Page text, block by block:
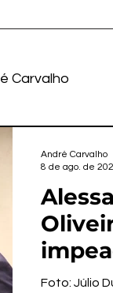
Carvalho
de
Foto: Júlio
André Carvalho
8 de ago. de